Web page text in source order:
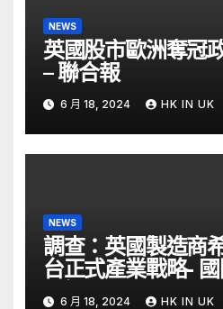
NEWS
英國股市歐洲奪冠
– 聯合報
6 月 18, 2024 HK IN UK
NEWS
調查：英國製造商
台正式產業戰略-
– 文匯報
6 月 18, 2024 HK IN UK